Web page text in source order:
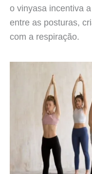
o vinyasa incentiva
entre as posturas,
com a respiração.